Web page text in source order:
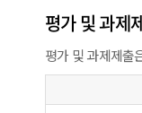
평가 및 과제
평가 및 과제제출